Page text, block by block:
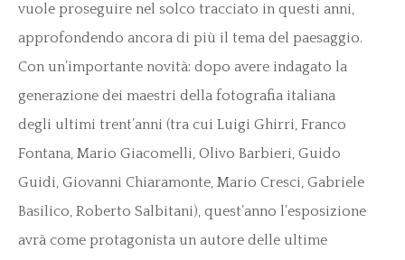
vuole proseguire nel solco tracciato in questi anni,
approfondendo ancora di più il tema del paesaggio.
Con un’importante novità: dopo avere indagato la
generazione dei maestri della fotografia italiana
degli ultimi trent’anni (tra cui Luigi Ghirri, Franco
Fontana, Mario Giacomelli, Olivo Barbieri, Guido
Guidi, Giovanni Chiaramonte, Mario Cresci, Gabriele
Basilico, Roberto Salbitani), quest’anno l’esposizione
avrà come protagonista un autore delle ultime